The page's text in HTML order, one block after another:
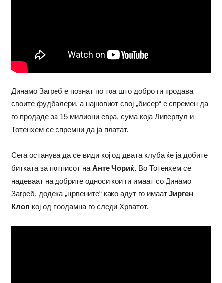
Динамо Загреб е познат по тоа што добро ги продава
своите фудбалери, а најновиот свој „бисер“ е спремен да
го продаде за 15 милиони евра, сума која Ливерпул и
Тотенхем се спремни да ја платат.
Сега останува да се види кој од двата клуба ќе ја добите
битката за потписот на Анте Чориќ.Во Тотенхем се
надеваат на добрите односи кои ги имаат со Динамо
Загреб, додека „црвените“ како адут го имаат Јирген
Клоп кој од поодамна го следи Хрватот.